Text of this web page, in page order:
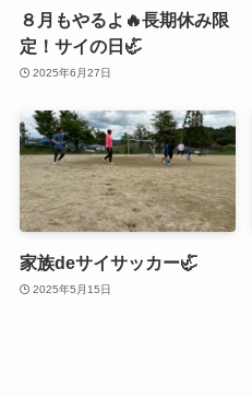
８月もやるよ🔥長期休み限
定！サイの日🦏
2025年6月27日
家族deサイサッカー🦏
2025年5月15日